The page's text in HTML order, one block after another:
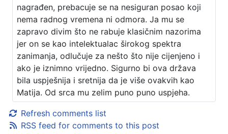
nagrađen, prebacuje se na nesiguran posao koji
nema radnog vremena ni odmora. Ja mu se
zapravo divim što ne rabuje klasičnim nazorima
jer on se kao intelektualac širokog spektra
zanimanja, odlučuje za nešto što nije cijenjeno i
ako je iznimno vrijedno. Sigurno bi ova država
bila uspješnija i sretnija da je više ovakvih kao
Matija. Od srca mu zelim puno puno uspjeha.
Refresh comments list
RSS feed for comments to this post